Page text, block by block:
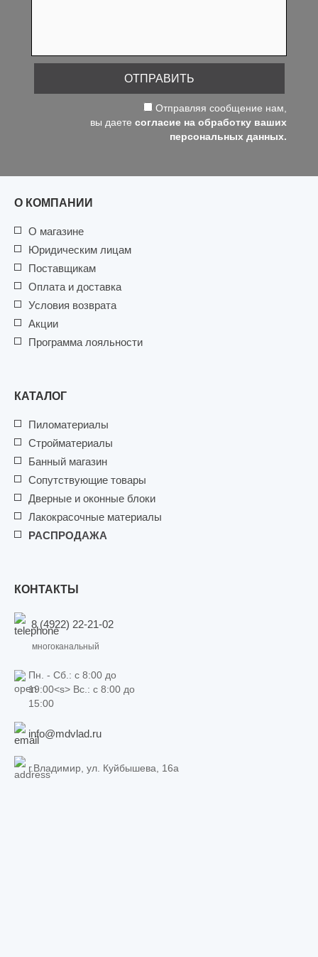
Отправляя сообщение нам,
вы даете согласие на обработку ваших
персональных данных.
ОТПРАВИТЬ
О КОМПАНИИ
О магазине
Юридическим лицам
Поставщикам
Оплата и доставка
Условия возврата
Акции
Программа лояльности
КАТАЛОГ
Пиломатериалы
Стройматериалы
Банный магазин
Сопутствующие товары
Дверные и оконные блоки
Лакокрасочные материалы
РАСПРОДАЖА
КОНТАКТЫ
8 (4922) 22-21-02
многоканальный
Пн. - Сб.: c 8:00 до
19:00<s> Вс.: c 8:00 до
15:00
info@mdvlad.ru
г.Владимир, ул. Куйбышева, 16а